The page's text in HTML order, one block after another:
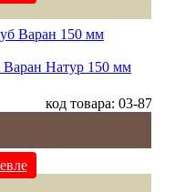
Варан Натур 150 мм
код товара: 03-87